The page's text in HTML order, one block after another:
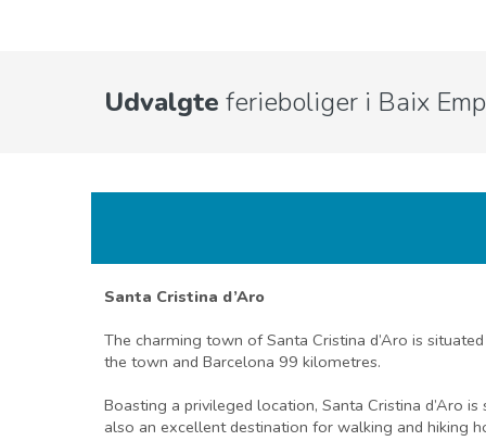
Udvalgte ferieboliger i Baix
Santa Cristina d’Aro
The charming town of Santa Cristina d’Aro is
the town and Barcelona 99 kilometres.
Boasting a privileged location, Santa Cristina d’Aro
also an excellent destination for walking and hiking